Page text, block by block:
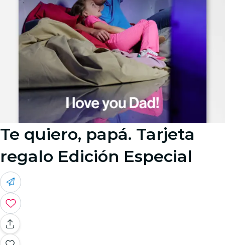
Te quiero, papá. Tarjeta
regalo Edición Especial